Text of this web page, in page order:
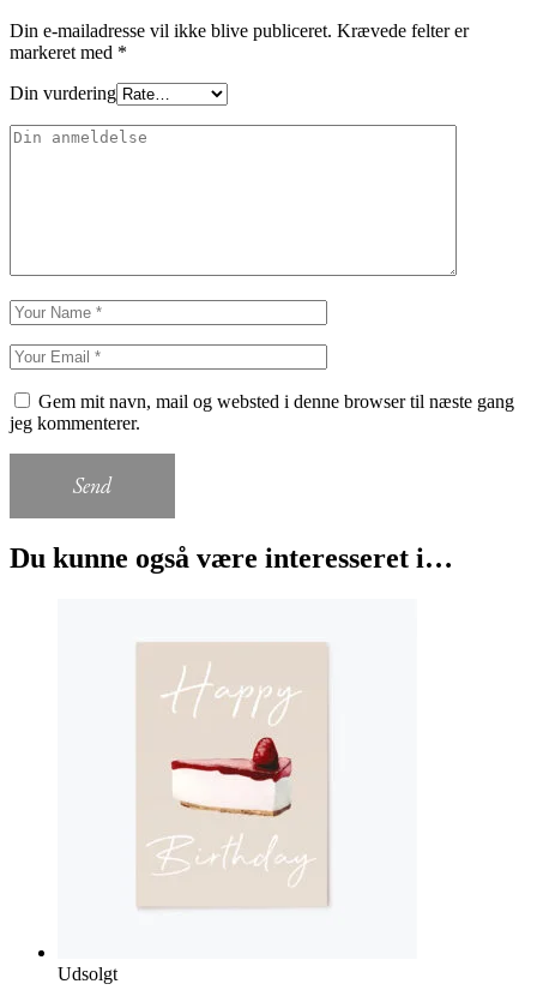
Din e-mailadresse vil ikke blive publiceret. Krævede felter er
markeret med *
Din vurdering
Gem mit navn, mail og websted i denne browser til næste gang
jeg kommenterer.
Send
Du kunne også være interesseret i…
Udsolgt